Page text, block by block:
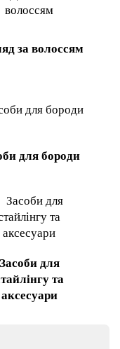
за волоссям
для бороди
Засоби для
та
аксесуари